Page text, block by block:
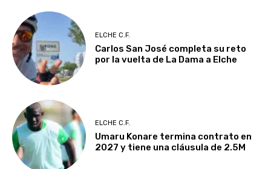
ELCHE C.F.
Carlos San José completa su reto
por la vuelta de La Dama a Elche
ELCHE C.F.
Umaru Konare termina contrato en
2027 y tiene una cláusula de 2.5M